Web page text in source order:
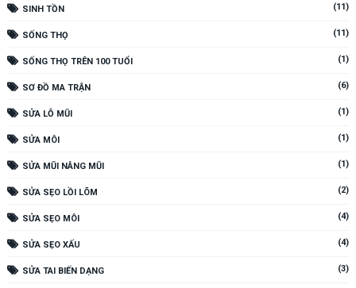
SINH TỒN (11)
SỐNG THỌ (11)
SỐNG THỌ TRÊN 100 TUỔI (1)
SƠ ĐỒ MA TRẬN (6)
SỬA LỖ MŨI (1)
SỬA MÔI (1)
SỬA MŨI NÂNG MŨI (1)
SỬA SẸO LỒI LÕM (2)
SỬA SẸO MÔI (4)
SỬA SẸO XẤU (4)
SỬA TAI BIẾN DẠNG (3)